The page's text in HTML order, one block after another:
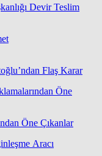
Devir Teslim
Flaş Karar
Öne Çıkanlar